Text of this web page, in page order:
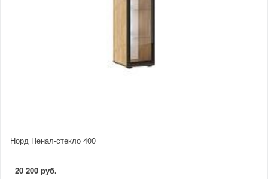
Норд Пенал-стекло 400
20 200 руб.